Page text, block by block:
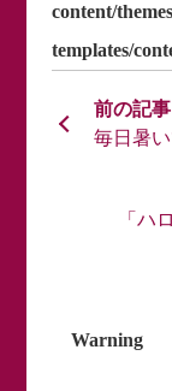
content/
templates/
毎日暑
Warning
「ハ